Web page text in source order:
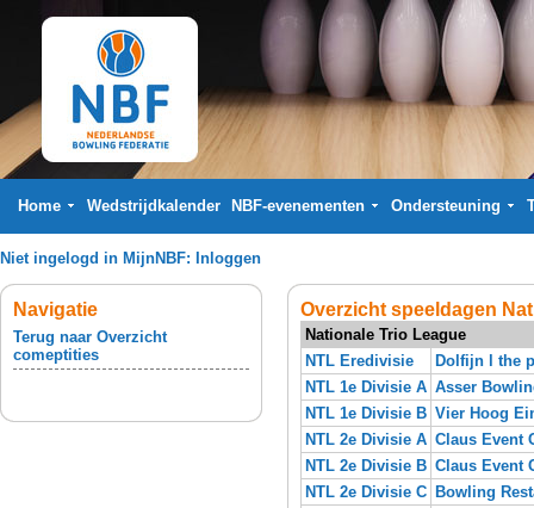
Home Wedstrijdkalender NBF-evenementen Ondersteuning
Niet ingelogd in MijnNBF: Inloggen
Navigatie
Terug naar Overzicht
comeptities
Overzicht speeldagen
Nationale Trio League
NTL Eredivisie
Dolfijn l the
NTL 1e Divisie A Asser
NTL 1e Divisie B Vier Hoog
NTL 2e Divisie A Claus Event
NTL 2e Divisie B Claus Event
NTL 2e Divisie C Bowling